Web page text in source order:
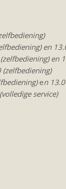
en
en
en
service)